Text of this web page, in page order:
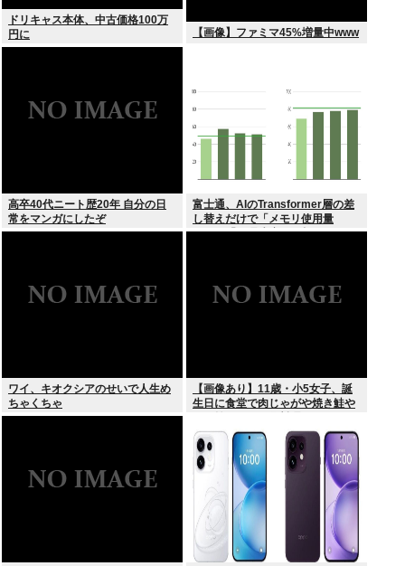
ドリキャス本体、中古価格100万
円に
【画像】ファミマ45%増量中www
高卒40代ニート歴20年 自分の日
常をマンガにしたぞ
富士通、AIのTransformer層の差
し替えだけで「メモリ使用量
1/10」「処理速度475倍」になる
ワイ、キオクシアのせいで人生め
ちゃくちゃ
【画像あり】11歳・小5女子、誕
生日に食堂で肉じゃがや焼き鮭や
みたいに食べる